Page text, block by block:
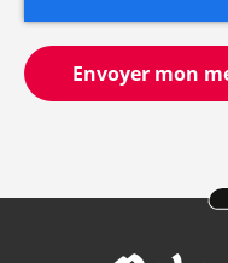
Envoyer mon